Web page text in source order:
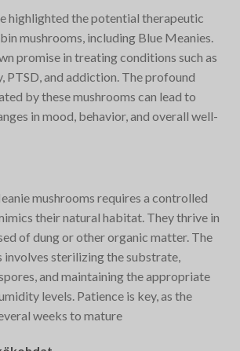
highlighted the potential therapeutic
mushrooms, including Blue Meanies.
promise in treating conditions such as
PTSD, and addiction. The profound
by these mushrooms can lead to
in mood, behavior, and overall well-
mushrooms requires a controlled
their natural habitat. They thrive in
of dung or other organic matter. The
sterilizing the substrate,
and maintaining the appropriate
levels. Patience is key, as the
weeks to mature​